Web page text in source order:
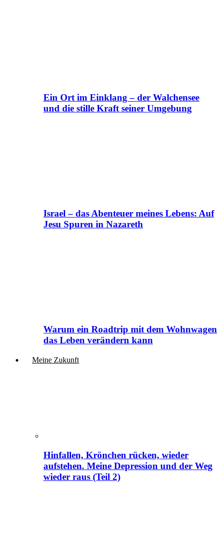
Ein Ort im Einklang – der Walchensee
und die stille Kraft seiner Umgebung
Israel – das Abenteuer meines Lebens: Auf
Jesu Spuren in Nazareth
Warum ein Roadtrip mit dem Wohnwagen
das Leben verändern kann
Meine Zukunft
Hinfallen, Krönchen rücken, wieder
aufstehen. Meine Depression und der Weg
wieder raus (Teil 2)